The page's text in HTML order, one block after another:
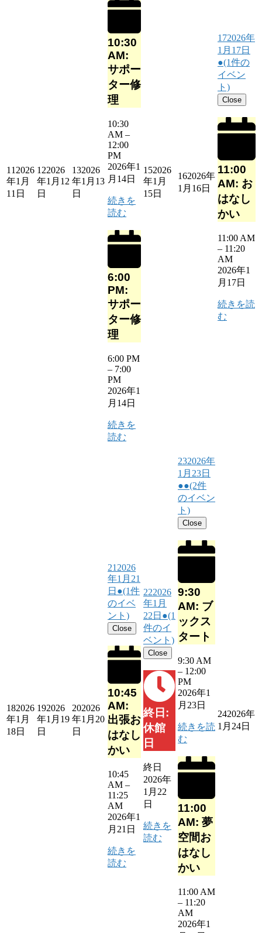
11 2026
年1月
11日
122026
年1月12
日
132026
年1月13
日
10:30
AM:
サポー
ター修
理
10:30
AM –
12:00
PM
2026年1
月14日
続きを
読む
6:00
PM:
サポー
ター修
理
6:00 PM
– 7:00
PM
2026年1
月14日
続きを
読む
152026
年1月
15日
162026年
1月16日
172026年
1月17日
●(1件の
イベン
ト)
Close
11:00
AM: お
はなし
かい
11:00 AM
– 11:20
AM
2026年1
月17日
続きを読
む
182026
年1月
18日
192026
年1月19
日
202026
年1月20
日
21 2026
年1月21
日 ●(1件
のイベ
ント)
Close
10:45
AM:
出張お
はなし
かい
10:45
AM –
11:25
AM
2026年1
月21日
続きを
読む
222026
年1月
22日 ●(1
件のイ
ベント)
Close
終日:
休館
日
終日
2026年
1月22
日
続きを
読む
232026年
1月23日
●●(2件
のイベン
ト)
Close
9:30
AM: ブ
ックス
タート
9:30 AM
– 12:00
PM
2026年1
月23日
続きを読
む
11:00
AM: 夢
空間お
はなし
かい
11:00 AM
– 11:20
AM
2026年1
242026年
1月24日